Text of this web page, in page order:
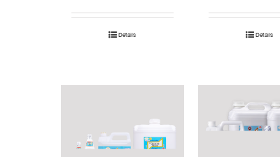
Details Details